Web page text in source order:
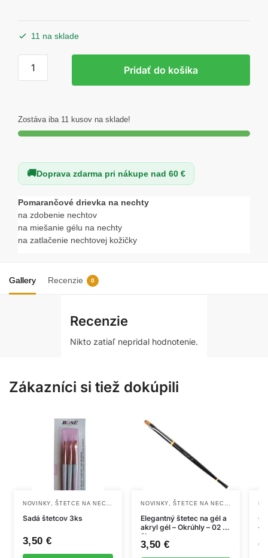
Pomarančové drievka na nechty
na zdobenie nechtov
na miešanie gélu na nechty
na zatlačenie nechtovej kožičky
11 na sklade
nechty
12cm
100ks
Pridať do košíka
Zostáva iba 11 kusov na sklade!
Doprava zdarma pri nákupe nad 60 €
Gallery Recenzie 0
Recenzie
Nikto zatiaľ nepridal hodnotenie.
Zákazníci si tiež dokúpili
NOVINKY ,ŠTETCE NA NECHTY, OPRAŠOVAKY
Sadá štetcov 3ks
3,50 €
NOVINKY ,ŠTETCE NA NECHTY, OPRAŠOVAKY
Elegantný štetec na gél a
akryl gél – Okrúhly – 02 –
čierny
3,50 €
–